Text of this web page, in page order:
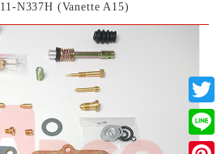
11-N337H (Vanette A15)
Line